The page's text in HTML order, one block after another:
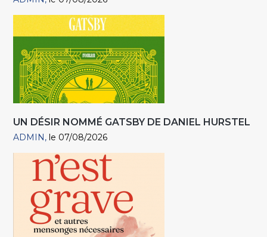
UN DÉSIR NOMMÉ GATSBY DE DANIEL HURSTEL
ADMIN le 07/08/2026